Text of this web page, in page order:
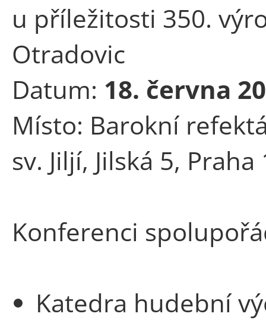
u příležitosti 350.
Otradovic
Datum: 18. června
Místo: Barokní
sv. Jiljí, Jilská 5, Praha
Konferenci
Katedra hudební